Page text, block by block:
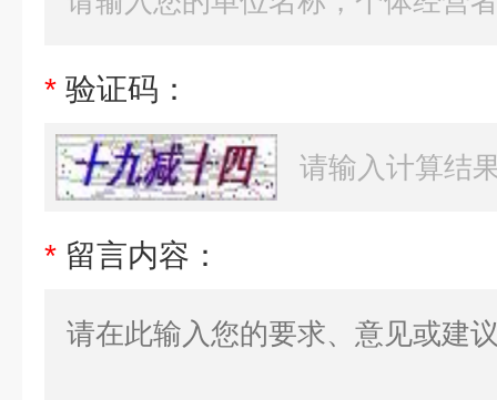
* 验证码：
* 留言内容：